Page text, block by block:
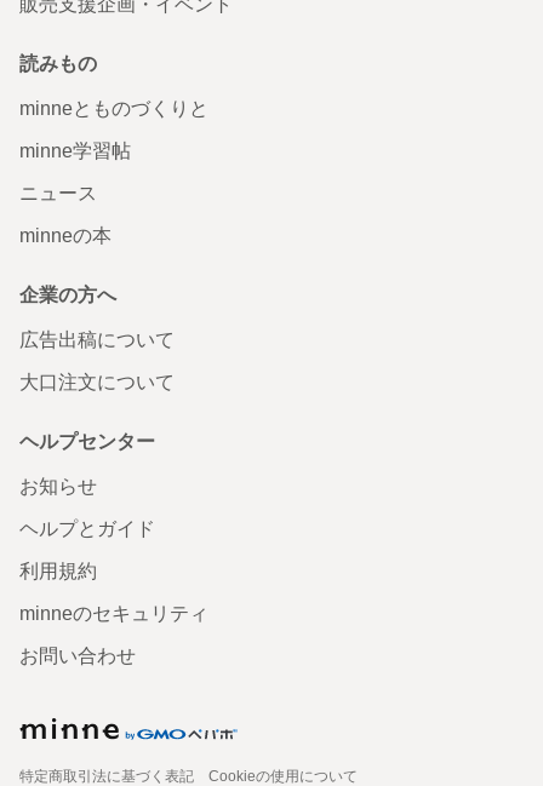
読みもの
minneとものづくりと
minne学習帖
ニュース
minneの本
企業の方へ
広告出稿について
大口注文について
ヘルプセンター
お知らせ
ヘルプとガイド
利用規約
minneのセキュリティ
お問い合わせ
特定商取引法に基づく表記
Cookieの使用について